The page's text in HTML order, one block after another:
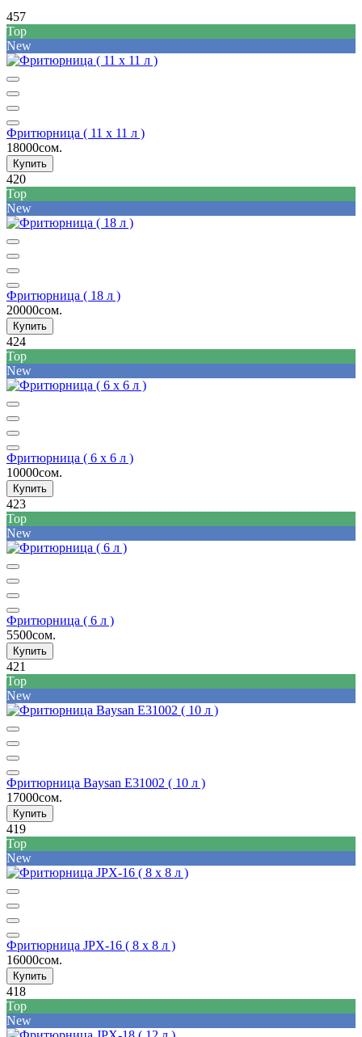
457
Top
New
Фритюрница ( 11 x 11 л )
18000сом.
Купить
420
Top
New
Фритюрница ( 18 л )
20000сом.
Купить
424
Top
New
Фритюрница ( 6 x 6 л )
10000сом.
Купить
423
Top
New
Фритюрница ( 6 л )
5500сом.
Купить
421
Top
New
Фритюрница Baysan E31002 ( 10 л )
17000сом.
Купить
419
Top
New
Фритюрница JPX-16 ( 8 х 8 л )
16000сом.
Купить
418
Top
New